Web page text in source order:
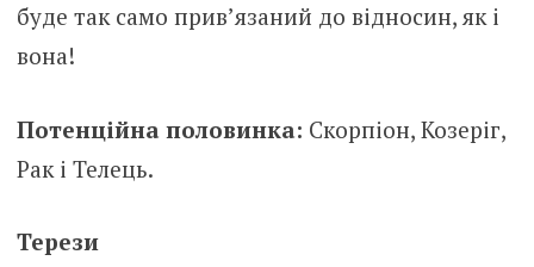
буде так само прив’язаний до відносин, як і
вона!
Потенційна половинка: Скорпіон, Козеріг,
Рак і Телець.
Терези